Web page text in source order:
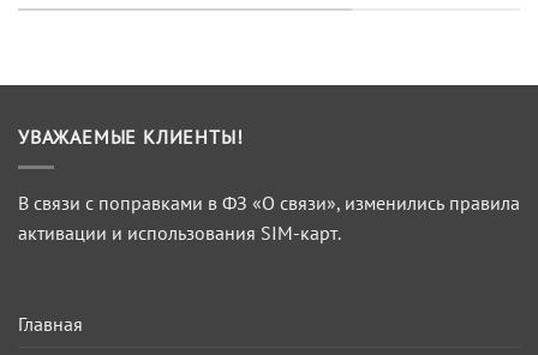
УВАЖАЕМЫЕ КЛИЕНТЫ!
В связи с поправками в ФЗ «О связи», изменились правила
активации и использования SIM-карт.
Главная